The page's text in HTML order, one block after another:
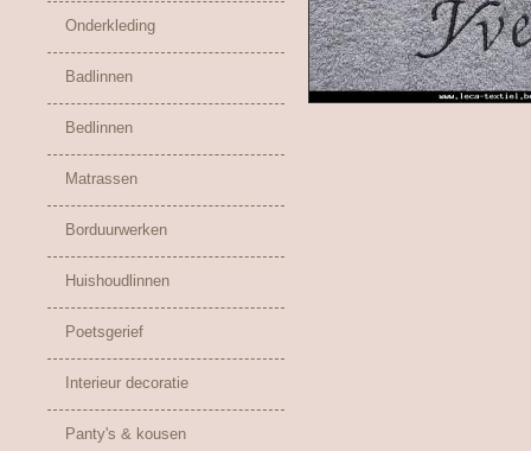
Onderkleding
Badlinnen
Bedlinnen
Matrassen
Borduurwerken
Huishoudlinnen
Poetsgerief
Interieur decoratie
Panty's & kousen